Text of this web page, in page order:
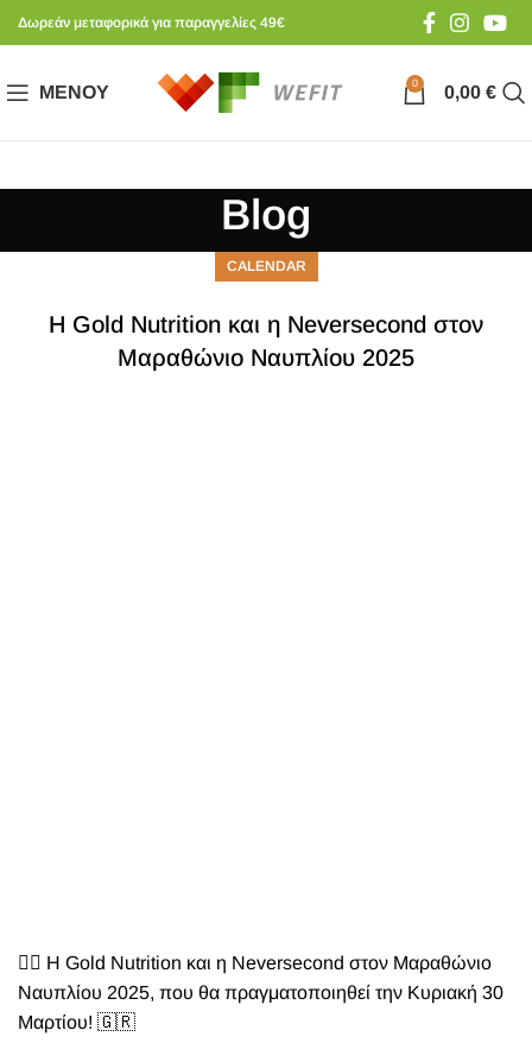
Δωρεάν μεταφορικά για παραγγελίες 49€
ΜΕΝΟΎ 0 0,00 €
Blog
CALENDAR
Η Gold Nutrition και η Neversecond στον
Μαραθώνιο Ναυπλίου 2025
🏃‍♂️ Η Gold Nutrition και η Neversecond στον Μαραθώνιο
Ναυπλίου 2025, που θα πραγματοποιηθεί την Κυριακή 30
Μαρτίου! 🇬🇷